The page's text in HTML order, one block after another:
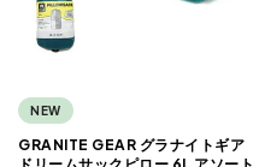
NEW
GRANITE GEAR グラナイトギア